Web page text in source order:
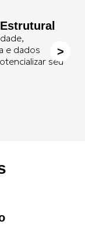
e dados
seu